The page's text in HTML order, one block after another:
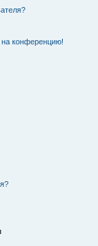
на конференцию!